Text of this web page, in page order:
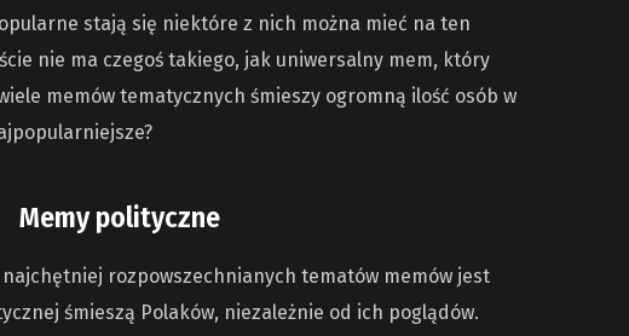
stają się niektóre z nich można mieć na ten
nie ma czegoś takiego, jak uniwersalny mem, który
memów tematycznych śmieszy ogromną ilość osób w
Memy polityczne
rozpowszechnianych tematów memów jest
śmieszą Polaków, niezależnie od ich poglądów.